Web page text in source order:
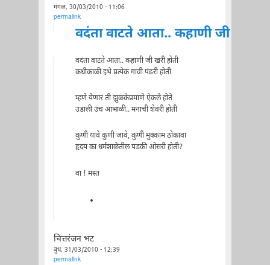
मंगळ, 30/03/2010 - 11:06
permalink
वदंता वाटते आता.. कहाणी जी
वदंता वाटते आता.. कहाणी जी खरी होती
कधीकाळी इथे प्रत्येक गावी पंढरी होती
म्हणे येणार ती झुळकेप्रमाणे ऐकले होते
उडाली उंच आभाळी.. मनाची शेवरी होती
कुणी यावे कुणी जावे, कुणी मुक्काम ठोकावा
हृदय का धर्मशाळेतील पडकी ओसरी होती?
वा ! मस्त
चित्तरंजन भट
बुध, 31/03/2010 - 12:39
permalink